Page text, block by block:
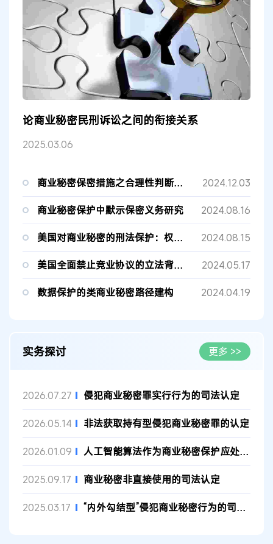
论商业秘密民刑诉讼之间的衔接关系
2025.03.06
商业秘密保密措施之合理性判断标准 2024.12.03
商业秘密保护中默示保密义务研究 2024.08.16
美国对商业秘密的刑法保护：权利保护与泛国家安全 2024.08.15
美国全面禁止竞业协议的立法背景、影响及应对 2024.05.17
数据保护的类商业秘密路径建构 2024.04.19
实务探讨 更多 >>
2026.07.27 侵犯商业秘密罪实行行为的司法认定
2026.05.14 非法获取持有型侵犯商业秘密罪的认定
2026.01.09 人工智能算法作为商业秘密保护应处理好三对关系
2025.09.17 商业秘密非直接使用的司法认定
2025.03.17 “内外勾结型”侵犯商业秘密行为的司法认定